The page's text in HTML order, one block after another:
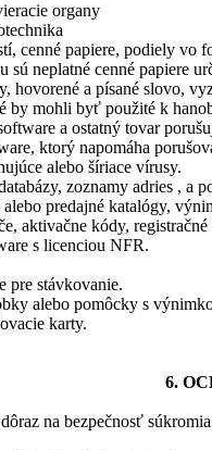
organy
cenné papiere, podiely vo
sú neplatné cenné papiere
hovorené a písané slovo,
by mohli byť použité k
a ostatný tovar
ktorý napomáha
alebo šíriace vírusy.
zoznamy adries , a
predajné katalógy,
aktivačne kódy,
s licenciou NFR.
pre stávkovanie.
alebo pomôcky s
karty.
6.
na bezpečnosť